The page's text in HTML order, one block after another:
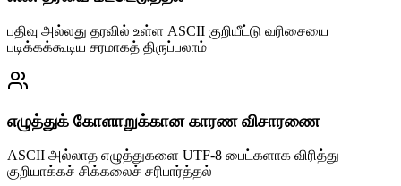
பதிவு அல்லது தரவில் உள்ள ASCII குறியீட்டு வரிசையை
படிக்கக்கூடிய சரமாகத் திருப்பலாம்
எழுத்துக் கோளாறுக்கான காரண விசாரணை
ASCII அல்லாத எழுத்துகளை UTF-8 பைட்களாக விரித்து
குறியாக்கச் சிக்கலைச் சரிபார்த்தல்